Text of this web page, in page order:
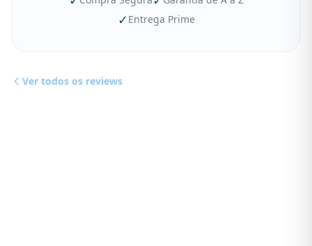
✓ Entrega Prime
Ver todos os reviews